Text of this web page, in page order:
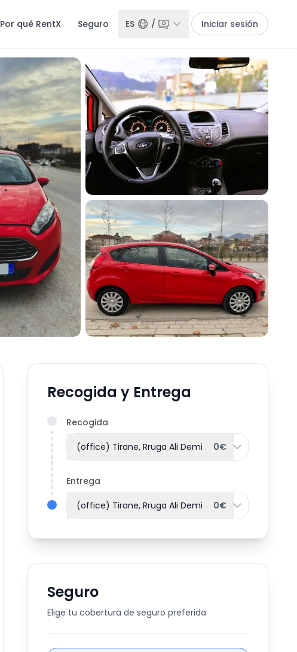
Por qué RentX Seguro ES / Iniciar sesión
Recogida y Entrega
Recogida
(office) Tirane, Rruga Ali Demi 0€
Entrega
(office) Tirane, Rruga Ali Demi 0€
Seguro
Elige tu cobertura de seguro preferida